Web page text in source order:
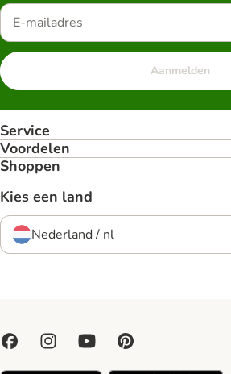
Aanmelden
Service
Voordelen
Shoppen
Kies een land
Nederland / nl